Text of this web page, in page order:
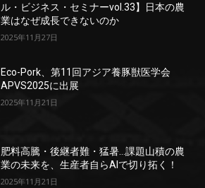
ル・ビジネス・セミナーvol.33】日本の農
業はなぜ成長できないのか
2025年11月27日
Eco-Pork、第11回アジア養豚獣医学会
APVS2025に出展
2025年11月21日
肥料高騰・後継者難・猛暑…課題山積の農
業の未来を、生産者自らAIで切り拓く！
2025年11月21日